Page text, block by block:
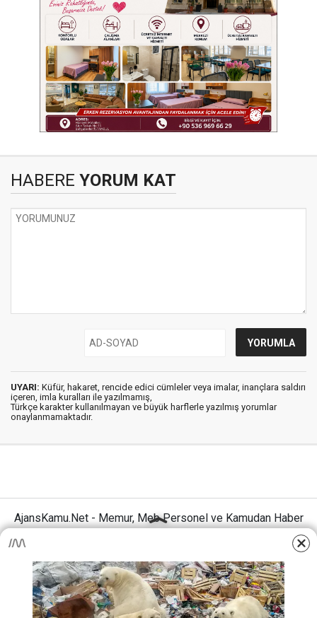
HABERE YORUM KAT
UYARI: Küfür, hakaret, rencide edici cümleler veya imalar, inançlara saldırı
içeren, imla kuralları ile yazılmamış,
Türkçe karakter kullanılmayan ve büyük harflerle yazılmış yorumlar
onaylanmamaktadır.
AjansKamu.Net - Memur, Meb Personel ve Kamudan Haber
Anasayfa Künye İletişim
Gizlilik İlkeleri
Sitene Ekle
MEB Personel – Öğretmen Haberleri